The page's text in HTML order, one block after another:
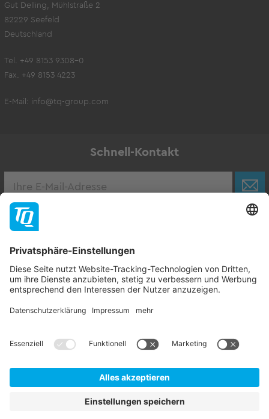
Gut Delling, Mühlstraße 2
82229 Seefeld
Deutschland
Tel. +49 8153 9308-0
Fax. +49 8153 4223
E-Mail: info@tq-group.com
Schnell-Kontakt
Zur Stellenbörse
Follow TQ-Group
Impressum AGB
Datenschutzhinweise